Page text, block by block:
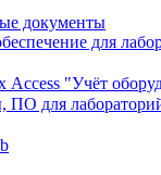
документы
для
"Учёт
для